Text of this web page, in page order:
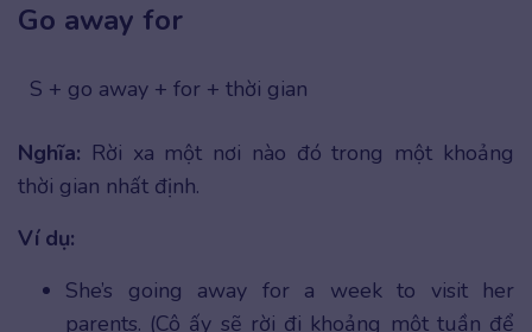
Go away for
S + go away + for + thời gian
Nghĩa: Rời xa một nơi nào đó trong một khoảng
thời gian nhất định.
Ví dụ:
She’s going away for a week to visit her
parents. (Cô ấy sẽ rời đi khoảng một tuần để